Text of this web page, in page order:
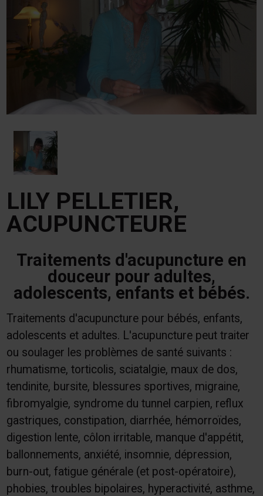
LILY PELLETIER,
ACUPUNCTEURE
Traitements d'acupuncture en
douceur pour adultes,
adolescents, enfants et bébés.
Traitements d'acupuncture pour bébés, enfants,
adolescents et adultes. L'acupuncture peut traiter
ou soulager les problèmes de santé suivants :
rhumatisme, torticolis, sciatalgie, maux de dos,
tendinite, bursite, blessures sportives, migraine,
fibromyalgie, syndrome du tunnel carpien, reflux
gastriques, constipation, diarrhée, hémorroïdes,
digestion lente, côlon irritable, manque d'appétit,
ballonnements, anxiété, insomnie, dépression,
burn-out, fatigue générale (et post-opératoire),
phobies, troubles bipolaires, hyperactivité, asthme,